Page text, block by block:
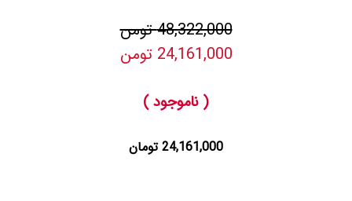
48,322,000 تومن
24,161,000 تومن
( ناموجود )
24,161,000 تومان